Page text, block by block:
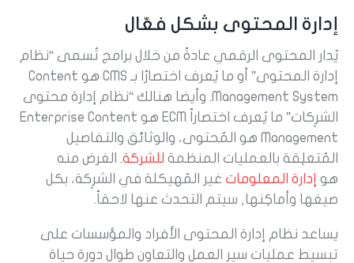
إدارة المحتوى بشكل فعّال
يُدار المحتوى الرقمي عادةً من خلال برامج تُسمى “نظام
إدارة المحتوى” أو ما يُعرف اختصارًا بـ CMS هو Content
Management System. وأيضا هنالك “نظام إدارة محتوى
الشرِكات” ما يُعرف اختصاراً ECM هو
Enterprise Content
Management هو المُحتوى، والوثائق والتفاصيل
المُتعلِقة بالعمليات المنظمة للشركة. الغرض منه
هو إدارة المعلومات غير المُهيكلة في الشرِكة، بكل
صيغها وأماكِنها, سيتم التحدث عنها لاحقاً.
يساعد نظام إدارة المحتوى الأفراد والمؤسسات على
تبسيط عمليات سير العمل والتعاون طوال دورة حياة